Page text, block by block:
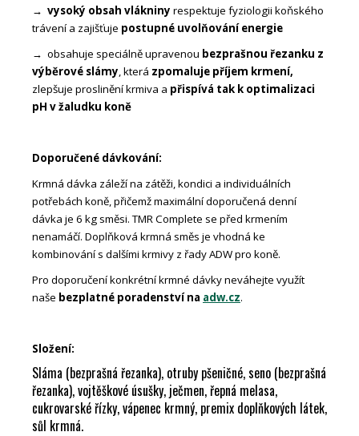
→ vysoký obsah vlákniny respektuje fyziologii koňského
trávení a zajišťuje postupné uvolňování energie
→ obsahuje speciálně upravenou bezprašnou řezanku z
výběrové slámy , která zpomaluje příjem krmení,
zlepšuje proslinění krmiva a přispívá tak k optimalizaci
pH v žaludku koně
Doporučené dávkování:
Krmná dávka záleží na zátěži, kondici a individuálních
potřebách koně, přičemž maximální doporučená denní
dávka je 6 kg směsi. TMR Complete se před krmením
nenamáčí. Doplňková krmná směs je vhodná ke
kombinování s dalšími krmivy z řady ADW pro koně.
Pro doporučení konkrétní krmné dávky neváhejte využít
naše bezplatné poradenství na adw.cz.
Složení:
Sláma (bezprašná řezanka), otruby pšeničné, seno (bezprašná
řezanka), vojtěškové úsušky, ječmen, řepná melasa,
cukrovarské řízky, vápenec krmný, premix doplňkových látek,
sůl krmná.